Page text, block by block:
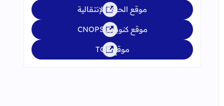
موقع الحركة الإنتقالية
موقع كنوبس CNOPS
موقع TGR